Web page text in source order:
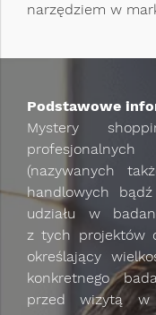
narzędziem w
Podstawowe
Mystery
(nazywanych
handlowych
udziału w
z tych projektów
określający
konkretnego
przed wizytą w